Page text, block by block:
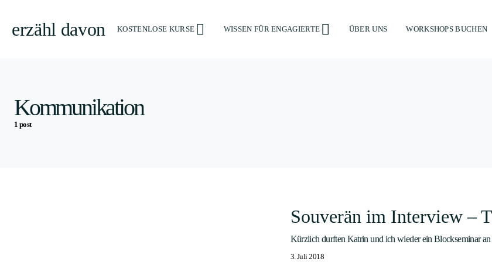
erzähl davon KOSTENLOSE KURSE WISSEN FÜR ENGAGIERTE ÜBER UNS WORKSHOPS BUCHEN
Kommunikation
1 post
Souverän im Interview –
Kürzlich durften Katrin und ich wieder ein Blockseminar
3. Juli 2018